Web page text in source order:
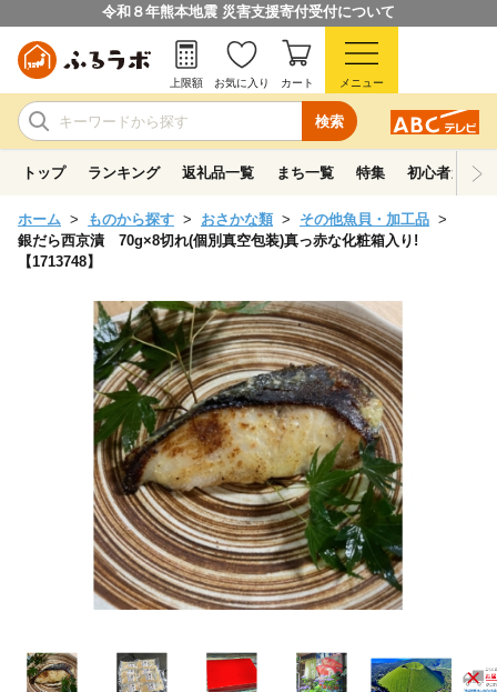
令和８年熊本地震 災害支援寄付受付について
検索
上限額 お気に入り カート メニュー
トップ ランキング 返礼品一覧 まち一覧 特集 初心者ガイド
ホーム ものから探す おさかな類
その他魚貝・加工品
銀だら西京漬 70g×8切れ(個別真空包装)真っ赤な化粧箱入り!
【1713748】